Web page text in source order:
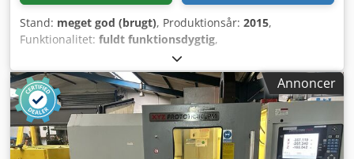
Stand: meget god (brugt), Produktionsår: 2015,
Funktionalitet: fuldt funktionsdygtig,
016-018828-450
Bord: 914mm x 500mm X-akse vandring: 830mm Y-akse
vandring: 530mm Z-akse vandring: 580mm Spindelnæse til
bord: 115-695mm Spindel: BT40 Spindelhastigheder: 0-
10.000 o/min Spindelmotor: 22,4kW Lynfremføring:
30m/min Værktøjsveksler kapacitet: 30 værktøjer Ca. vægt:
5800Kg MASKINEN ER UDSTYRET MED: Siemens 828D CNC-
Annoncer